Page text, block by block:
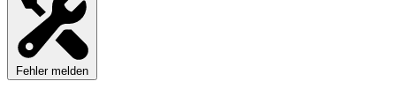
Fehler melden